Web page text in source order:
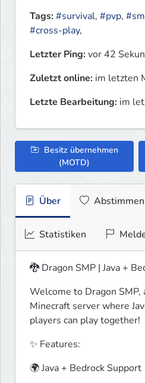
Tags:#survival, #pvp,
#cross-play,
Letzter Ping:vor 42
Zuletzt online: im letzten
Letzte Bearbeitung: im
Besitz übernehmen
(MOTD)
Über Abstimmen
Statistiken
🐉 Dragon SMP | Java +
Welcome to Dragon
Minecraft server where
players can play together!
✨ Features:
🌍 Java + Bedrock Support